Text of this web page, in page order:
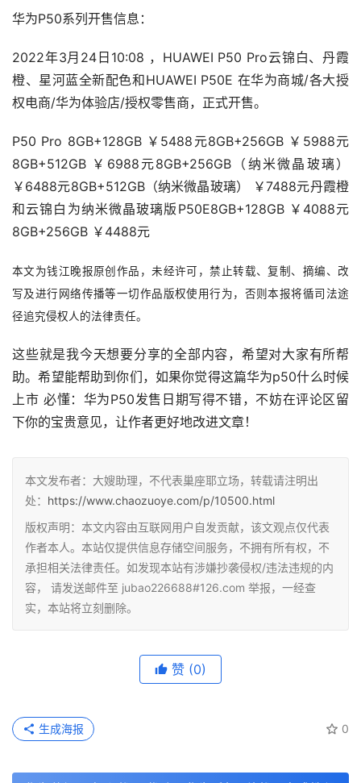
华为P50系列开售信息：
2022年3月24日10:08 ，HUAWEI P50 Pro云锦白、丹霞
橙、星河蓝全新配色和HUAWEI P50E 在华为商城/各大授
权电商/华为体验店/授权零售商，正式开售。
P50 Pro 8GB+128GB ￥5488元8GB+256GB ￥5988元
8GB+512GB ￥6988元8GB+256GB（纳米微晶玻璃）
￥6488元8GB+512GB（纳米微晶玻璃） ￥7488元丹霞橙
和云锦白为纳米微晶玻璃版P50E8GB+128GB ￥4088元
8GB+256GB ￥4488元
本文为钱江晚报原创作品，未经许可，禁止转载、复制、摘编、改
写及进行网络传播等一切作品版权使用行为，否则本报将循司法途
径追究侵权人的法律责任。
这些就是我今天想要分享的全部内容，希望对大家有所帮
助。希望能帮助到你们，如果你觉得这篇华为p50什么时候
上市 必懂：华为P50发售日期写得不错，不妨在评论区留
下你的宝贵意见，让作者更好地改进文章！
本文发布者：大嫂助理，不代表巢座耶立场，转载请注明出
处： https://www.chaozuoye.com/p/10500.html
版权声明：本文内容由互联网用户自发贡献，该文观点仅代表
作者本人。本站仅提供信息存储空间服务，不拥有所有权，不
承担相关法律责任。如发现本站有涉嫌抄袭侵权/违法违规的内
容， 请发送邮件至 jubao226688#126.com 举报，一经查
实，本站将立刻删除。
赞 (0)
0
生成海报